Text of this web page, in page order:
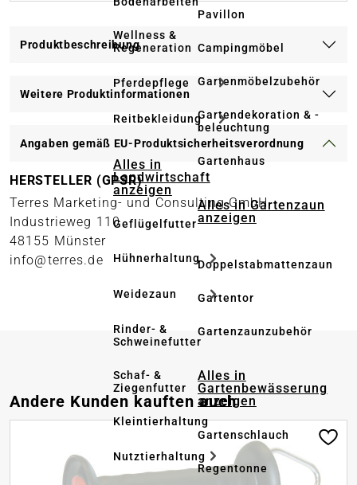
Wellness &
Regeneration
Pferdepflege
Reitbekleidung
Alles in
Landwirtschaft
anzeigen
Geflügelfutter
Hühnerhaltung
Weidezaun
Rinder- &
Schweinefutter
Schaf- &
Ziegenfutter
Kleintierhaltung
Nutztierhaltung
Pavillon
Campingmöbel
Gartenmöbelzubehör
Gartendekoration & -
beleuchtung
Gartenhaus
Alles in Gartenzaun
anzeigen
Doppelstabmattenzaun
Gartentor
Gartenzaunzubehör
Alles in
Gartenbewässerung
anzeigen
Gartenschlauch
Regentonne
Produktbeschreibung
Weitere Produktinformationen
Angaben gemäß EU-Produktsicherheitsverordnung
HERSTELLER (GPSR)
Terres Marketing- und Consulting GmbH
Industrieweg 110
48155 Münster
info@terres.de
Produktgalerie überspringen
Andere Kunden kauften auch